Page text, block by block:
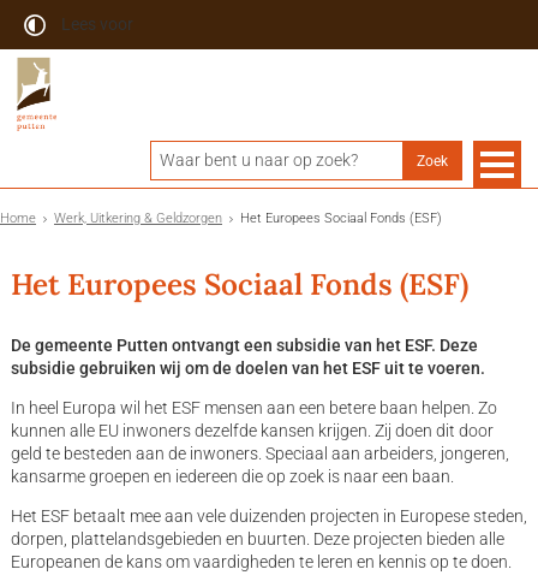
Lees voor
Home Werk, Uitkering & Geldzorgen Het Europees Sociaal Fonds (ESF)
Het Europees Sociaal Fonds (ESF)
De gemeente Putten ontvangt een subsidie van het ESF. Deze
subsidie gebruiken wij om de doelen van het ESF uit te voeren.
In heel Europa wil het ESF mensen aan een betere baan helpen. Zo
kunnen alle EU inwoners dezelfde kansen krijgen. Zij doen dit door
geld te besteden aan de inwoners. Speciaal aan arbeiders, jongeren,
kansarme groepen en iedereen die op zoek is naar een baan.
Het ESF betaalt mee aan vele duizenden projecten in Europese steden,
dorpen, plattelandsgebieden en buurten. Deze projecten bieden alle
Europeanen de kans om vaardigheden te leren en kennis op te doen.